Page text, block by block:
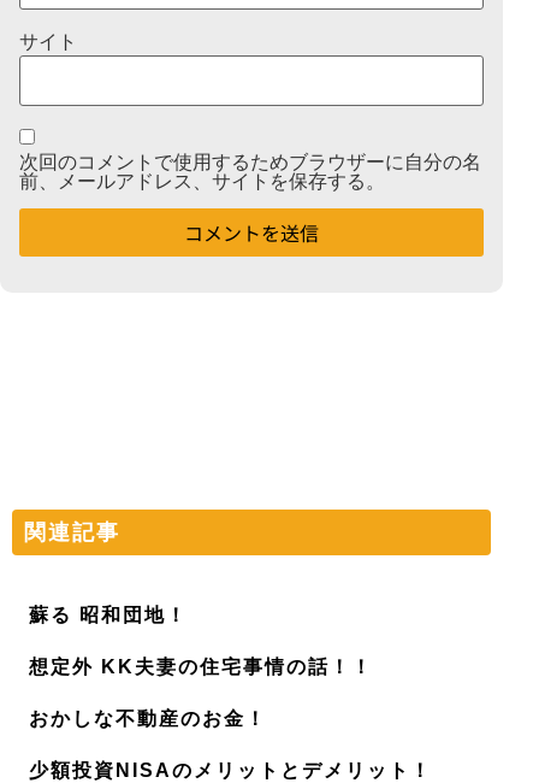
サイト
次回のコメントで使用するためブラウザーに自分の名
前、メールアドレス、サイトを保存する。
関連記事
蘇る 昭和団地！
想定外 KK夫妻の住宅事情の話！！
おかしな不動産のお金！
少額投資NISAのメリットとデメリット！